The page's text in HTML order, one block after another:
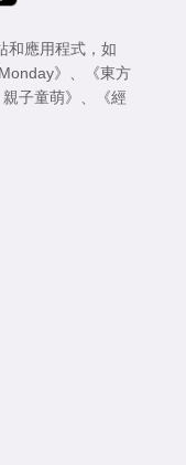
和應用程式，如
》
《東方
子童萌》
《經